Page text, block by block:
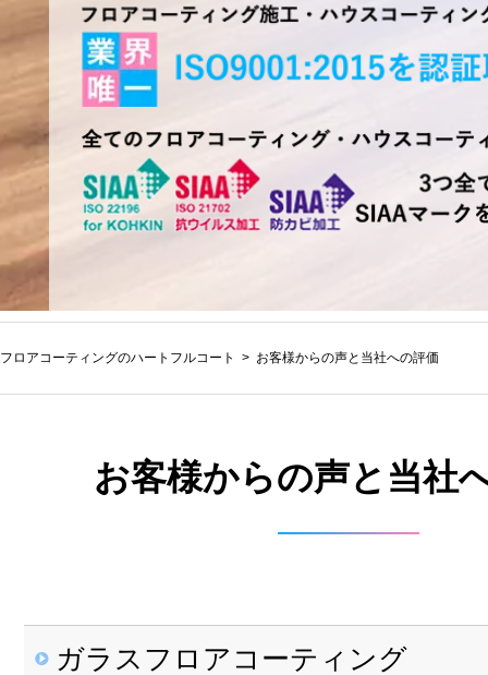
フロアコーティングのハートフルコート お客様からの声と当社への評価
お客様からの声と当社
ガラスフロアコーティング